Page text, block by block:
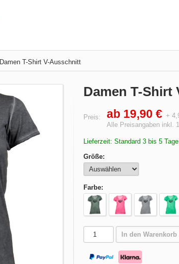
Damen T-Shirt V-Ausschnitt
Damen T-Shirt
Preis: ab 19,90 € +
Alle Preisangaben inkl.
Lieferzeit: Standard 3 bis 5
Größe:
Farbe:
In den Warenkorb